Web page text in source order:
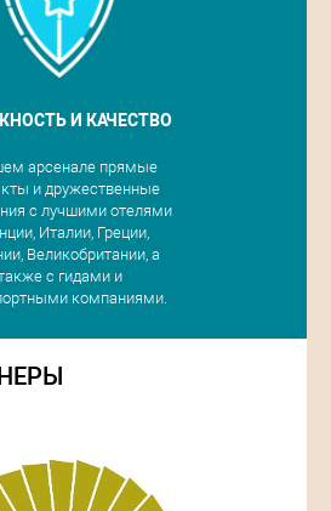
И КАЧЕСТВО
арсенале прямые
и дружественные
с лучшими отелями
Италии, Греции,
Великобритании, а
с гидами и
компаниями.